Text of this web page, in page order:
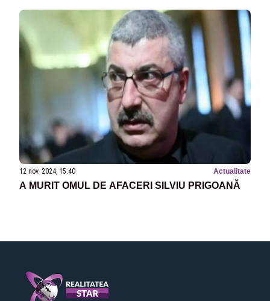
12 nov. 2024, 15:40 Actualitate
A MURIT OMUL DE AFACERI SILVIU PRIGOANĂ